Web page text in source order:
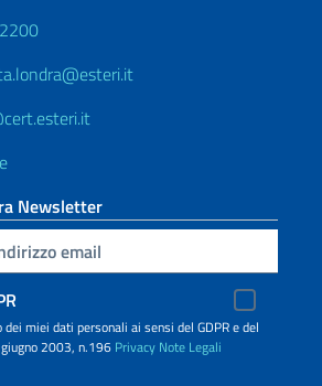
Newsletter
miei dati personali ai sensi del GDPR e del
2003, n.196 Privacy Note Legali